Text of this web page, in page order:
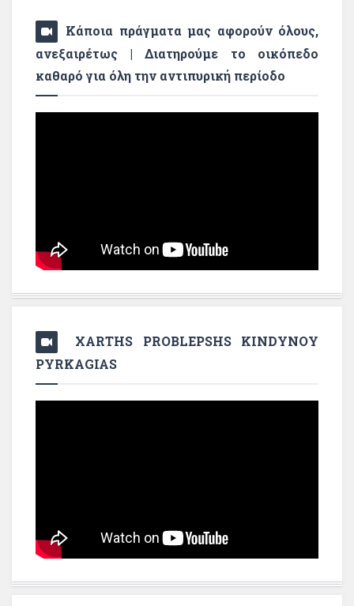
Κάποια πράγματα μας αφορούν όλους,
ανεξαιρέτως | Διατηρούμε το οικόπεδο
καθαρό για όλη την αντιπυρική περίοδο
XARTHS PROBLEPSHS KINDYNOY
PYRKAGIAS